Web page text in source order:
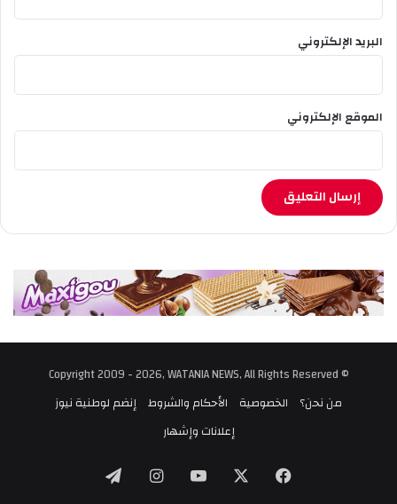
البريد الإلكتروني
الموقع الإلكتروني
© Copyright 2009 - 2026, WATANIA NEWS, All Rights Reserved
من نحن؟
الخصوصية الأحكام والشروط إنضم لوطنية نيوز
إعلانات وإشهار
فيسبوك ‫YouTube انستقرام